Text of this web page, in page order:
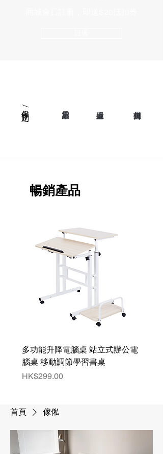
​傢俬/定制
暢銷產品
多功能升降電腦桌 站立式辦公電
腦桌 移動調節學習書桌
價格
HK$299.00
首頁 傢俬